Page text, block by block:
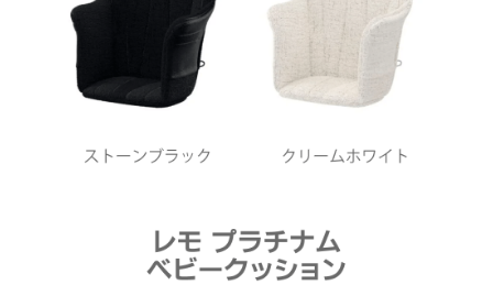
お買い物を続ける カートへ進む